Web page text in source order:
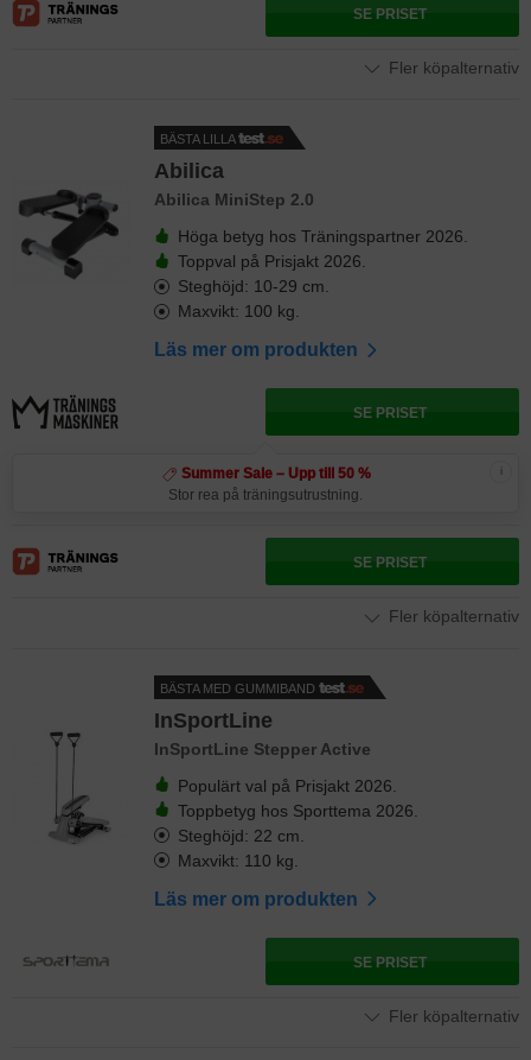
SE PRISET
Fler köpalternativ
BÄSTA LILLA
Abilica
Abilica MiniStep 2.0
Höga betyg hos Träningspartner 2026.
Toppval på Prisjakt 2026.
Steghöjd: 10-29 cm.
Maxvikt: 100 kg.
Läs mer om produkten
SE PRISET
i
Summer Sale – Upp till 50 %
Stor rea på träningsutrustning.
SE PRISET
Fler köpalternativ
BÄSTA MED GUMMIBAND
InSportLine
InSportLine Stepper Active
Populärt val på Prisjakt 2026.
Toppbetyg hos Sporttema 2026.
Steghöjd: 22 cm.
Maxvikt: 110 kg.
Läs mer om produkten
SE PRISET
Fler köpalternativ